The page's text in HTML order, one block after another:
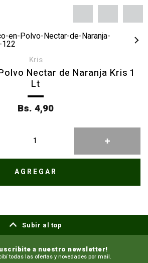
kris
Nectar de Naranja Kris 1
Lt
Bs. 4,90
AGREGAR
Subir al top
a nuestro newsletter!
todas las ofertas y novedades por mail.